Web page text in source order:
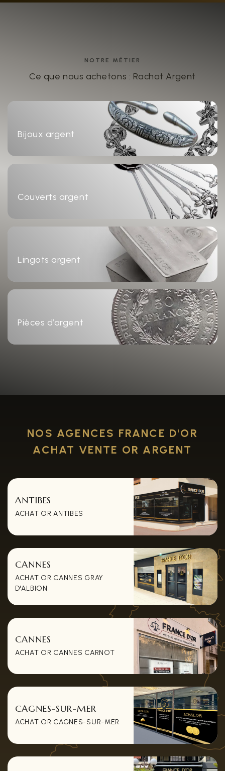
NOTRE MÉTIER
Ce que nous achetons : Rachat Argent
Bijoux argent
Couverts argent
Lingots argent
Pièces d’argent
NOS AGENCES FRANCE D'OR
ACHAT VENTE OR ARGENT
ANTIBES
ACHAT OR ANTIBES
CANNES
ACHAT OR CANNES GRAY
D'ALBION
CANNES
ACHAT OR CANNES CARNOT
CAGNES-SUR-MER
ACHAT OR CAGNES-SUR-MER